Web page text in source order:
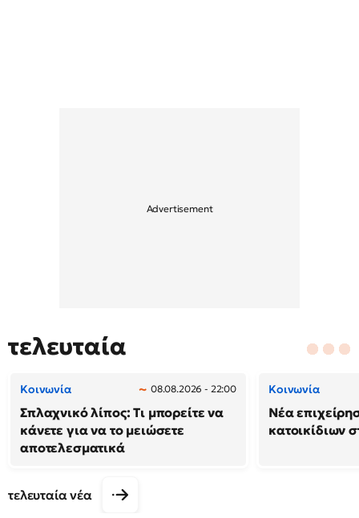
τελευταία
Κοινωνία 08.08.2026 - 22:00
Σπλαχνικό λίπος: Τι μπορείτε να
κάνετε για να το μειώσετε
αποτελεσματικά
Κοινωνία
Νέα
κατοικίδιων
τελευταία νέα